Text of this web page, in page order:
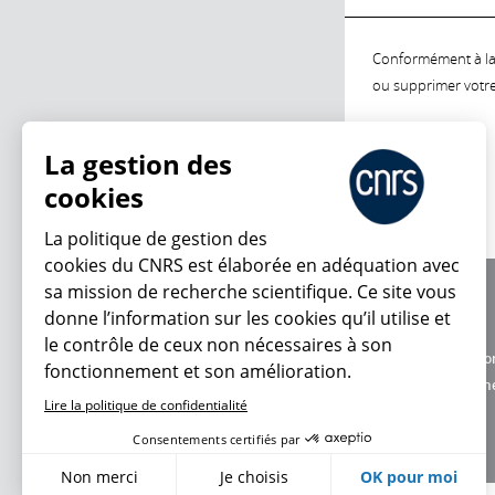
Conformément à
ou supprimer
Charte
Données
La gestion des
cookies
La politique de gestion des
cookies du CNRS est élaborée en adéquation avec
sa mission de recherche scientifique. Ce site vous
donne l’information sur les cookies qu’il utilise et
le contrôle de ceux non nécessaires à son
fonctionnement et son amélioration.
Lire la politique de confidentialité
Consentements certifiés par
Non merci Je choisis OK pour moi